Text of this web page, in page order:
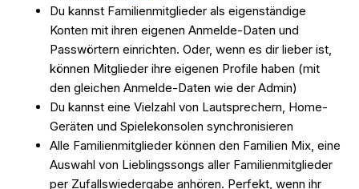
Du kannst Familienmitglieder als eigenständige
Konten mit ihren eigenen Anmelde-Daten und
Passwörtern einrichten. Oder, wenn es dir lieber ist,
können Mitglieder ihre eigenen Profile haben (mit
den gleichen Anmelde-Daten wie der Admin)
Du kannst eine Vielzahl von Lautsprechern, Home-
Geräten und Spielekonsolen synchronisieren
Alle Familienmitglieder können den Familien Mix, eine
Auswahl von Lieblingssongs aller Familienmitglieder
per Zufallswiedergabe anhören. Perfekt, wenn ihr